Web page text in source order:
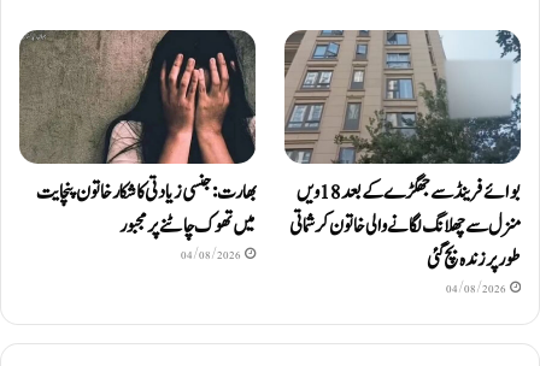
بوائے فرینڈ سے جھگڑے کے بعد 18 ویں
منزل سے چھلانگ لگانے والی خاتون کرشماتی
طور پر زندہ بچ گئی
04/08/2026
بھارت: جنسی زیادتی کا شکار خاتون پنچایت
میں تھوک چاٹنے پر مجبور
04/08/2026